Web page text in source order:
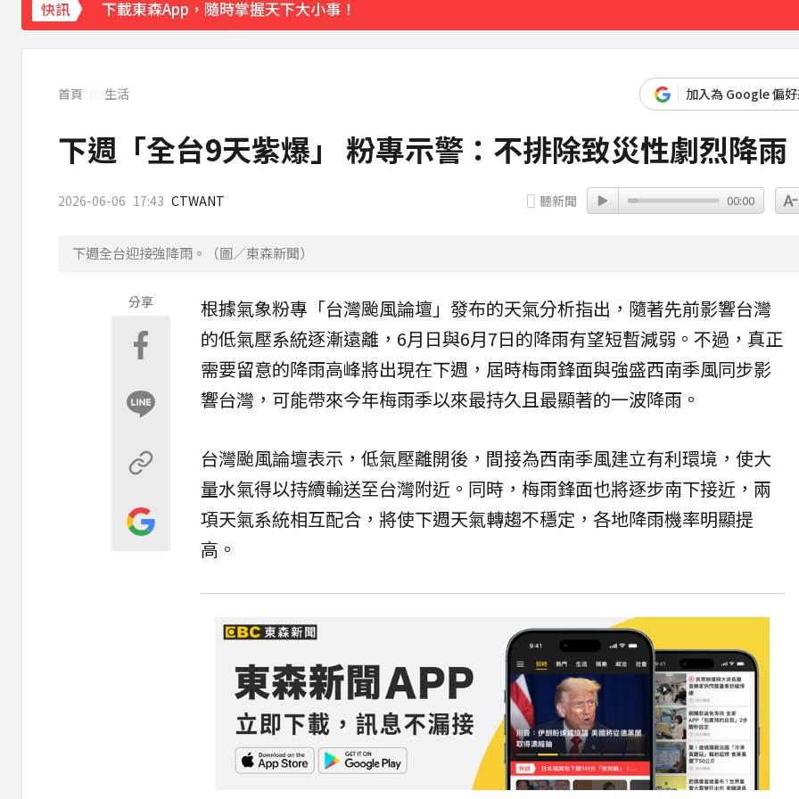
快訊
下載東森App，隨時掌握天下大小事！
白海豚撲日災情不斷！4.5萬民眾避難、2萬戶停電
13分鐘前
首頁 生活 加入為 Google 偏
下週「全台9天紫爆」 粉專示警：不排除致災性劇烈降雨
2026-06-06 17:43 CTWANT 聽新聞 00:00
下週全台迎接強降雨。（圖／東森新聞）
分享 根據氣象粉專「台灣颱風論壇」發布的天氣分析指出，隨著先前影響台灣
的低氣壓系統逐漸遠離，6月日與6月7日的降雨有望短暫減弱。不過，真正
需要留意的降雨高峰將出現在下週，屆時梅雨鋒面與強盛西南季風同步影
響台灣，可能帶來今年梅雨季以來最持久且最顯著的一波降雨。
台灣颱風論壇表示，低氣壓離開後，間接為西南季風建立有利環境，使大
量水氣得以持續輸送至台灣附近。同時，梅雨鋒面也將逐步南下接近，兩
項天氣系統相互配合，將使下週天氣轉趨不穩定，各地降雨機率明顯提
高。